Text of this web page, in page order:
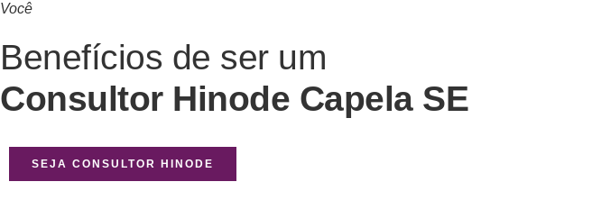
Você
Benefícios de ser um
Consultor Hinode Capela SE
SEJA CONSULTOR HINODE